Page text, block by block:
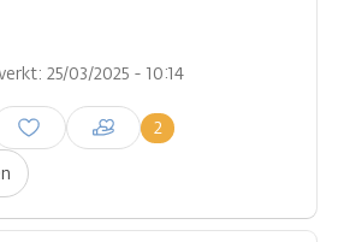
25/03/2025 - 10:14
2
een reactie te